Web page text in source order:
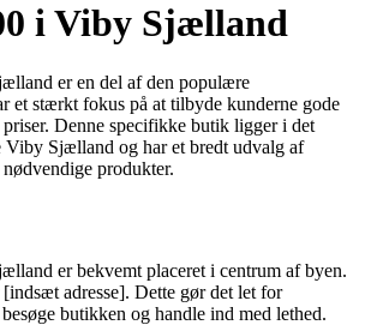
i Viby Sjælland
er en del af den populære
et stærkt fokus på at tilbyde kunderne gode
Denne specifikke butik ligger i det
Viby Sjælland og har et bredt udvalg af
produkter.
er bekvemt placeret i centrum af byen.
adresse]. Dette gør det let for
butikken og handle ind med lethed.